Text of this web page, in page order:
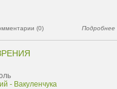
(0) Подробнее
- Вакуленчука